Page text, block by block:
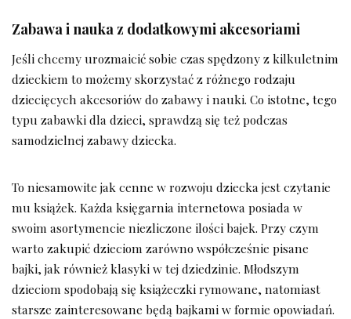
Zabawa i nauka z dodatkowymi akcesoriami
Jeśli chcemy urozmaicić sobie czas spędzony z kilkuletnim
dzieckiem to możemy skorzystać z różnego rodzaju
dziecięcych akcesoriów do zabawy i nauki. Co istotne, tego
typu zabawki dla dzieci, sprawdzą się też podczas
samodzielnej zabawy dziecka.
To niesamowite jak cenne w rozwoju dziecka jest czytanie
mu książek. Każda księgarnia internetowa posiada w
swoim asortymencie niezliczone ilości bajek. Przy czym
warto zakupić dzieciom zarówno współcześnie pisane
bajki, jak również klasyki w tej dziedzinie. Młodszym
dzieciom spodobają się książeczki rymowane, natomiast
starsze zainteresowane będą bajkami w formie opowiadań.